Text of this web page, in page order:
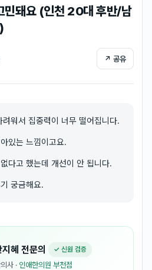
민돼요 (인천 20대 후반/남
↗ 공유
워서 집중력이 너무 떨어집니다.
있는 느낌이고요.
다고 했는데 개선이 안 됩니다.
궁금해요.
혜 전문의 ✓ 신원 검증
사 · 인애한의원 부천점